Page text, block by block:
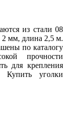
из стали 08
2 мм, длина 2,5 м.
по каталогу
прочности
для крепления
Купить уголки